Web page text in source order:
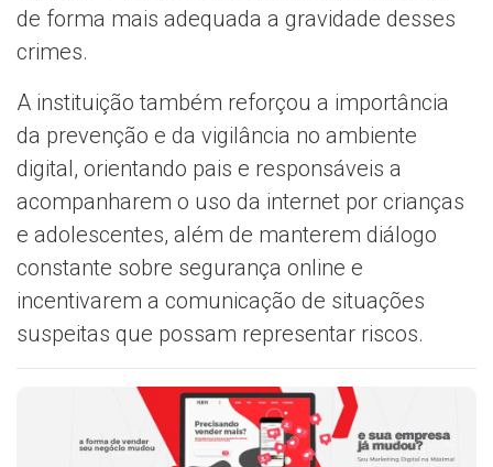
de forma mais adequada a gravidade desses
crimes.
A instituição também reforçou a importância
da prevenção e da vigilância no ambiente
digital, orientando pais e responsáveis a
acompanharem o uso da internet por crianças
e adolescentes, além de manterem diálogo
constante sobre segurança online e
incentivarem a comunicação de situações
suspeitas que possam representar riscos.